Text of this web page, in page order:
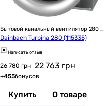
Бытовой канальный вентилятор 280
мм
Dainbach Turbina 280 (115335)
Написать отзыв
26 780 грн 22 763 грн
+455бонусов
Купить О товаре